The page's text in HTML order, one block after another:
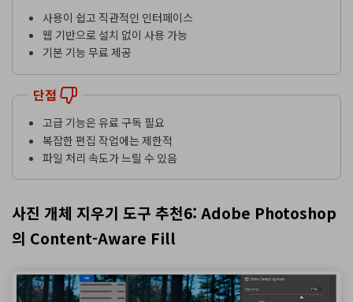
사용이 쉽고 직관적인 인터페이스
웹 기반으로 설치 없이 사용 가능
기본 기능 무료 제공
단점
고급 기능은 유료 구독 필요
복잡한 편집 작업에는 제한적
파일 처리 속도가 느릴 수 있음
사진 개체 지우기 도구 추천6: Adobe Photoshop
의 Content-Aware Fill